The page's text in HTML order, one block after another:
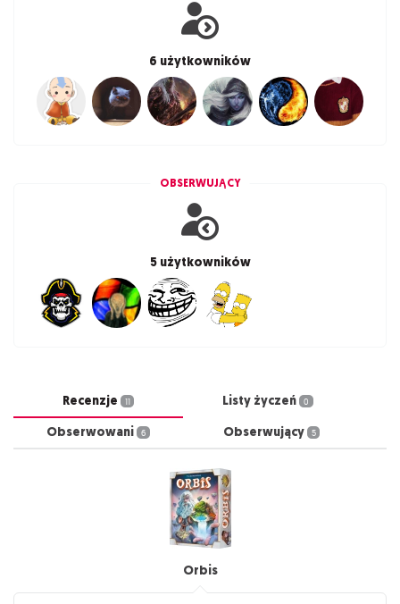
6 użytkowników
OBSERWUJĄCY
5 użytkowników
Recenzje 11 Listy życzeń 0
Obserwowani 6 Obserwujący 5
Orbis